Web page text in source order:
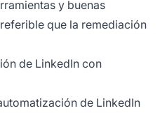
y buenas
que la remediación
de LinkedIn con
de LinkedIn